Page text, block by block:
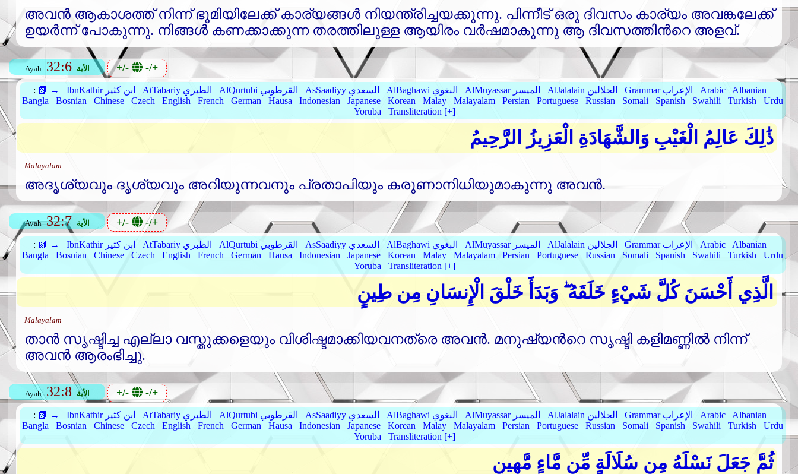
അവന്‍ ആകാശത്ത്‌ നിന്ന്‌ ഭൂമിയിലേക്ക്‌ കാര്യങ്ങള്‍ നിയന്ത്രിച്ചയക്കുന്നു. പിന്നീട്‌ ഒരു ദിവസം കാര്യം അവങ്കലേക്ക്‌
ഉയര്‍ന്ന്‌ പോകുന്നു. നിങ്ങള്‍ കണക്കാക്കുന്ന തരത്തിലുള്ള ആയിരം വര്‍ഷമാകുന്നു ആ ദിവസത്തിന്‍റെ അളവ്‌.
Ayah 32:6 الأية +/- -/+
: 📗 → IbnKathir ابن كثير AtTabariy الطبري AlQurtubi القرطوبي AsSaadiyy السعدي AlBaghawi البغوي AlMuyassar الميسر AlJalalain الجلالين Grammar الإعراب Arabic
Albanian
Bangla
Bosnian Chinese Czech English French German Hausa Indonesian Japanese Korean Malay Malayalam Persian Portuguese Russian Somali Spanish Swahili Turkish
Urdu
Yoruba
Transliteration [+]
ذَٰلِكَ عَالِمُ الْغَيْبِ وَالشَّهَادَةِ الْعَزِيزُ الرَّحِيمُ
Malayalam
അദൃശ്യവും ദൃശ്യവും അറിയുന്നവനും പ്രതാപിയും കരുണാനിധിയുമാകുന്നു അവന്‍.
Ayah 32:7 الأية +/- -/+
: 📗 → IbnKathir ابن كثير AtTabariy الطبري AlQurtubi القرطوبي AsSaadiyy السعدي AlBaghawi البغوي AlMuyassar الميسر AlJalalain الجلالين Grammar الإعراب Arabic
Albanian
Bangla
Bosnian Chinese Czech English French German Hausa Indonesian Japanese Korean Malay Malayalam Persian Portuguese Russian Somali Spanish Swahili Turkish
Urdu
Yoruba
Transliteration [+]
الَّذِي أَحْسَنَ كُلَّ شَيْءٍ خَلَقَهُ ۖ وَبَدَأَ خَلْقَ الْإِنسَانِ مِن طِينٍ
Malayalam
താന്‍ സൃഷ്ടിച്ച എല്ലാ വസ്തുക്കളെയും വിശിഷ്ടമാക്കിയവനത്രെ അവന്‍. മനുഷ്യന്‍റെ സൃഷ്ടി കളിമണ്ണില്‍ നിന്ന്‌
അവന്‍ ആരംഭിച്ചു.
Ayah 32:8 الأية +/- -/+
: 📗 → IbnKathir ابن كثير AtTabariy الطبري AlQurtubi القرطوبي AsSaadiyy السعدي AlBaghawi البغوي AlMuyassar الميسر AlJalalain الجلالين Grammar الإعراب Arabic
Albanian
Bangla
Bosnian Chinese Czech English French German Hausa Indonesian Japanese Korean Malay Malayalam Persian Portuguese Russian Somali Spanish Swahili Turkish
Urdu
Yoruba
Transliteration [+]
ثُمَّ جَعَلَ نَسْلَهُ مِن سُلَالَةٍ مِّن مَّاءٍ مَّهِينٍ